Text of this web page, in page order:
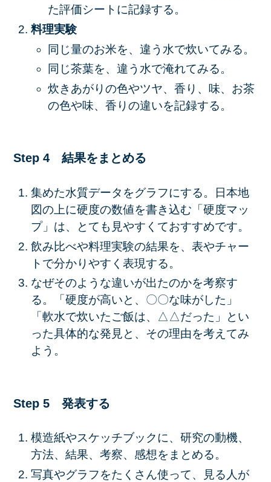
た評価シートに記録する。
料理実験
同じ量のお米を、違う水で炊いてみる。
同じ茶葉を、違う水で淹れてみる。
炊きあがりの色やツヤ、香り、味、お茶
の色や味、香りの違いを記録する。
Step 4 結果をまとめる
集めた水質データをグラフにする。日本地
図の上に硬度の数値を書き込む「硬度マッ
プ」は、とても見やすくておすすめです。
飲み比べや料理実験の結果を、表やチャー
トで分かりやすく表現する。
なぜそのような違いが出たのかを考察す
る。「硬度が高いと、〇〇な味がした」
「軟水で炊いたご飯は、△△だった」とい
った具体的な発見と、その理由を考えてみ
よう。
Step 5 発表する
模造紙やスケッチブックに、研究の動機、
方法、結果、考察、感想をまとめる。
写真やグラフをたくさん使って、見る人が